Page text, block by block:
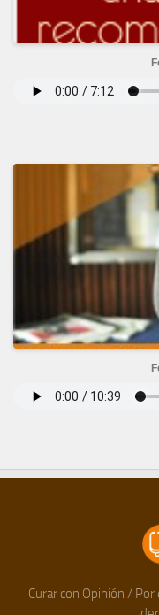
Curar con Opinión /